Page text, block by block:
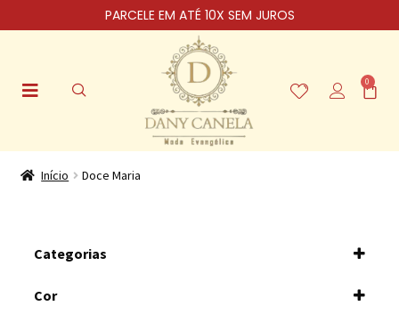
PARCELE EM ATÉ 10X SEM JUROS
0
Início Doce Maria
Categorias
Cor